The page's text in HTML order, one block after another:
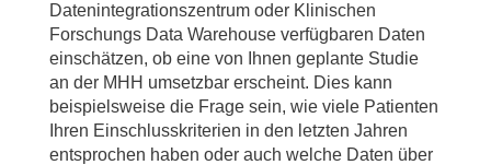
Datenintegrationszentrum oder Klinischen
Forschungs Data Warehouse verfügbaren Daten
einschätzen, ob eine von Ihnen geplante Studie
an der MHH umsetzbar erscheint. Dies kann
beispielsweise die Frage sein, wie viele Patienten
Ihren Einschlusskriterien in den letzten Jahren
entsprochen haben oder auch welche Daten über